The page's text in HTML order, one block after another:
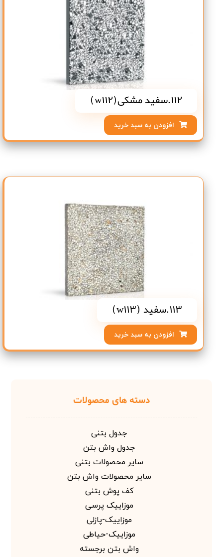
112.سفید مشکی(w112)
افزودن به سبد خرید
113.سفید (w113)
افزودن به سبد خرید
دسته های محصولات
جدول بتنی
جدول واش بتن
سایر محصولات بتنی
سایر محصولات واش بتن
کف پوش بتنی
موزاییک پرسی
موزاییک-پازلی
موزاییک-حیاطی
واش بتن برجسته